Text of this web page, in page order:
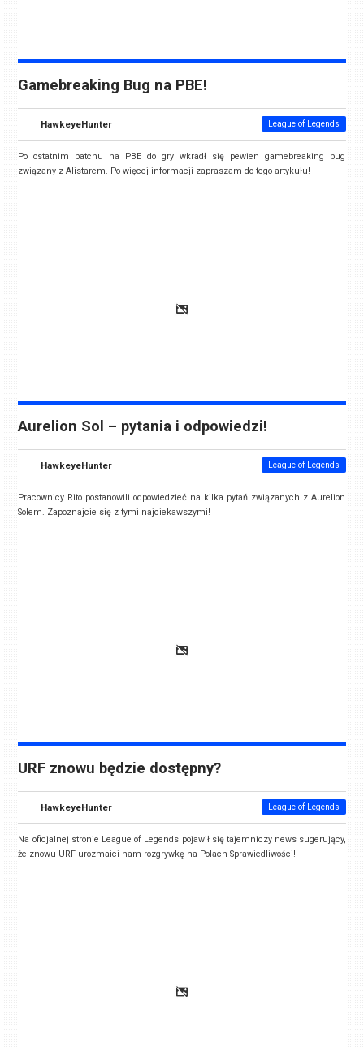
Gamebreaking Bug na PBE!
HawkeyeHunter League of Legends
Po ostatnim patchu na PBE do gry wkradł się pewien gamebreaking bug
związany z Alistarem. Po więcej informacji zapraszam do tego artykułu!
Aurelion Sol – pytania i odpowiedzi!
HawkeyeHunter League of Legends
Pracownicy Rito postanowili odpowiedzieć na kilka pytań związanych z Aurelion
Solem. Zapoznajcie się z tymi najciekawszymi!
URF znowu będzie dostępny?
HawkeyeHunter League of Legends
Na oficjalnej stronie League of Legends pojawił się tajemniczy news sugerujący,
że znowu URF urozmaici nam rozgrywkę na Polach Sprawiedliwości!